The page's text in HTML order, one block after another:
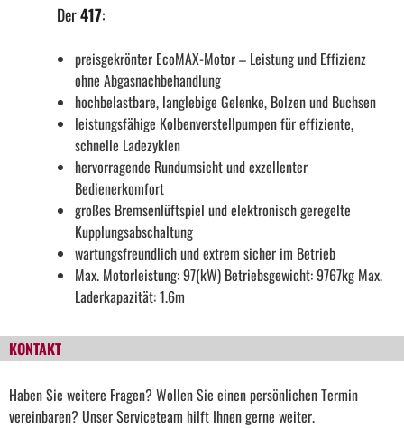
Der417:
preisgekrönter EcoMAX-Motor – Leistung und Effizienz
ohne Abgasnachbehandlung
hochbelastbare, langlebige Gelenke, Bolzen und Buchsen
leistungsfähige Kolbenverstellpumpen für effiziente,
schnelle Ladezyklen
hervorragende Rundumsicht und exzellenter
Bedienerkomfort
großes Bremsenlüftspiel und elektronisch geregelte
Kupplungsabschaltung
wartungsfreundlich und extrem sicher im Betrieb
Max. Motorleistung: 97(kW) Betriebsgewicht: 9767kg Max.
Laderkapazität: 1.6m
KONTAKT
Haben Sie weitere Fragen? Wollen Sie einen persönlichen Termin
vereinbaren? Unser Serviceteam hilft Ihnen gerne weiter.